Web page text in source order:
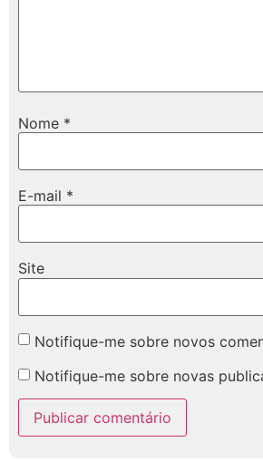
Nome *
E-mail *
Site
Notifique-me sobre novos
Notifique-me sobre novas